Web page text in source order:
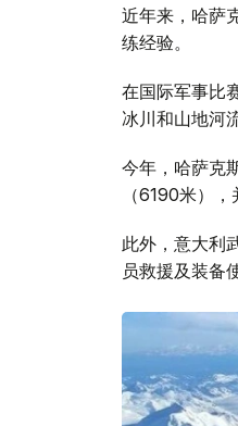
国际交流不
练经验。
冰川和山地河
（6190米），
员救援及装